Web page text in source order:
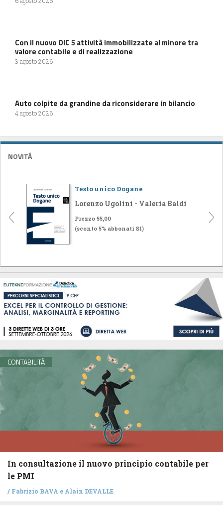
Con il nuovo OIC 5 attività immobilizzate al minore tra
valore contabile e di realizzazione
3 agosto 2026
Auto colpite da grandine da riconsiderare in bilancio
4 agosto 2026
NOVITÁ
Testo unico Dogane
Lorenzo Ugolini - Valeria Baldi
Prezzo 55,00
(sconto 5% abbonati SI)
CONTABILITÀ
In consultazione il nuovo principio contabile per
le PMI
/ Fabrizio BAVA e Alain DEVALLE